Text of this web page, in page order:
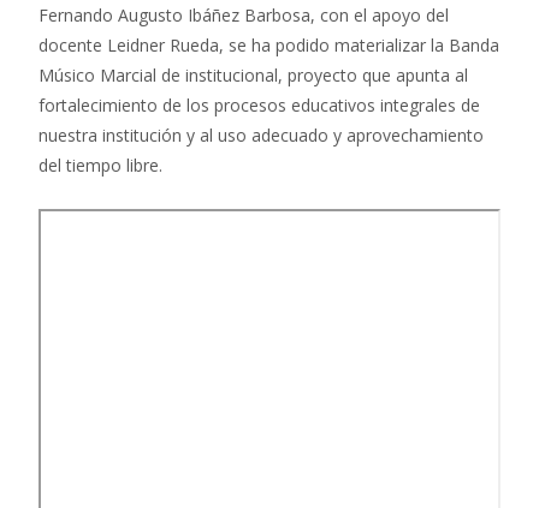
Fernando Augusto Ibáñez Barbosa, con el apoyo del
docente Leidner Rueda, se ha podido materializar la Banda
Músico Marcial de institucional, proyecto que apunta al
fortalecimiento de los procesos educativos integrales de
nuestra institución y al uso adecuado y aprovechamiento
del tiempo libre.